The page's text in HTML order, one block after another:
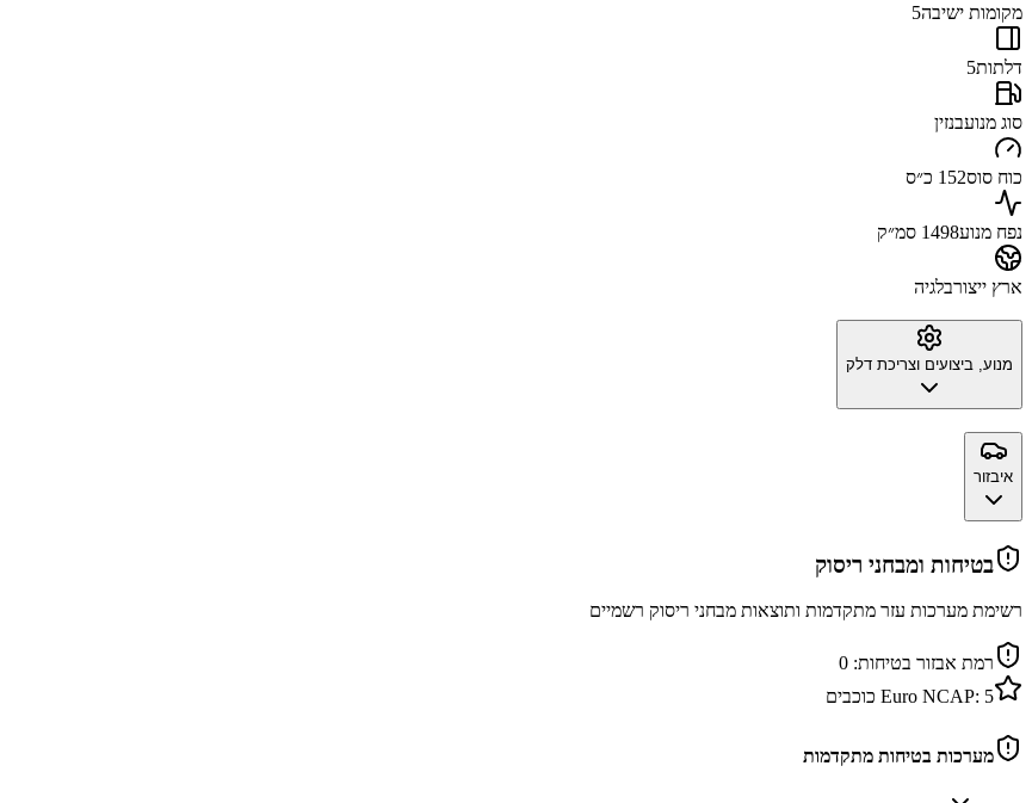
מקומות ישיבה5
דלתות5
סוג מנועבנזין
כוח סוס152 כ״ס
נפח מנוע1498 סמ״ק
ארץ ייצורבלגיה
מנוע, ביצועים וצריכת דלק
איבזור
בטיחות ומבחני ריסוק
רשימת מערכות עזר מתקדמות ותוצאות מבחני ריסוק רשמיים
רמת אבזור בטיחות: 0
Euro NCAP: 5 כוכבים
מערכות בטיחות מתקדמות